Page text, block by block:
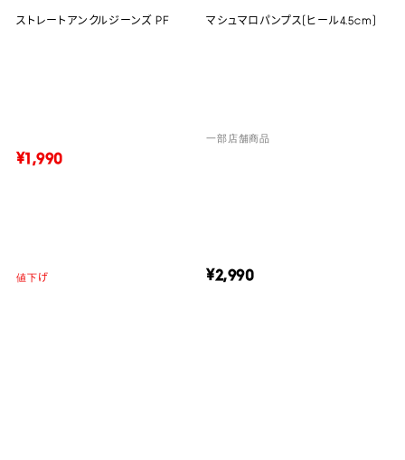
ストレートアンクルジーンズ PF
¥1,990
値下げ
マシュマロパンプス(ヒール4.5cm)
一部店舗商品
¥2,990